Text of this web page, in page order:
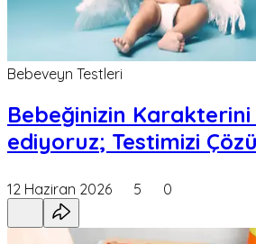
Bebeveyn Testleri
Bebeğinizin Karakterini
ediyoruz; Testimizi
12 Haziran 2026 5 0